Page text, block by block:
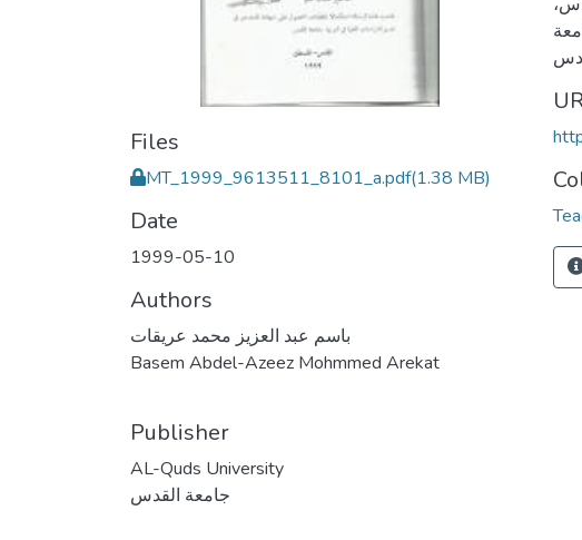
Files
MT_1999_9613511_8101_a.pdf(1.38 MB)
Date
1999-05-10
Authors
باسم عبد العزيز محمد عريقات
Basem Abdel-Azeez Mohmmed Arekat
Publisher
AL-Quds University
جامعة القدس